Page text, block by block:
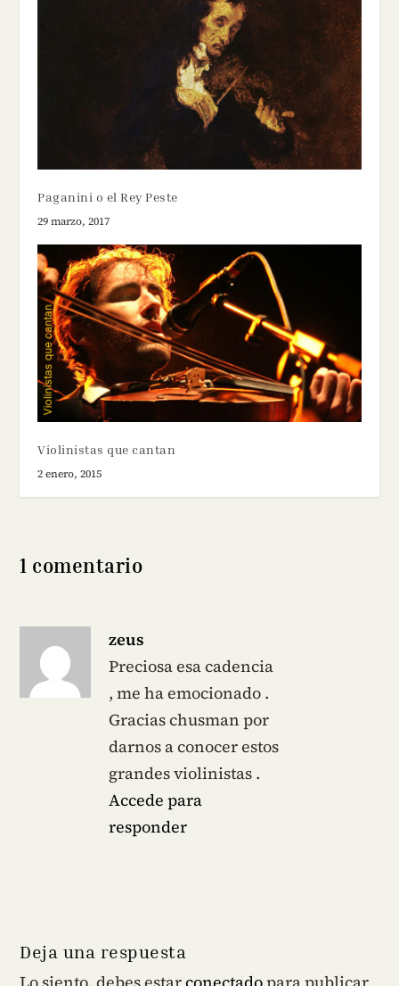
Paganini o el Rey Peste
29 marzo, 2017
Violinistas que cantan
2 enero, 2015
1 comentario
zeus
Preciosa esa cadencia
, me ha emocionado .
Gracias chusman por
darnos a conocer estos
grandes violinistas .
Accede para
responder
Deja una respuesta